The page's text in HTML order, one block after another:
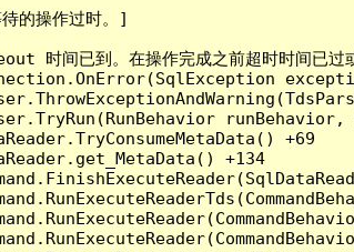
操作过时。]
间已到。在操作完成之前超时时间已过
+69
+134